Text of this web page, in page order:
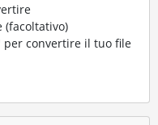
(facoltativo)
per convertire il tuo file